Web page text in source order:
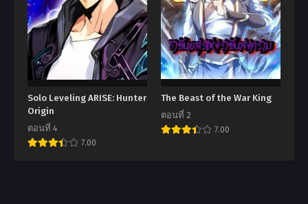
Solo Leveling ARISE: Hunter
Origin
ตอนที่ 4
7.00
The Beast of the War King
ตอนที่ 2
7.00